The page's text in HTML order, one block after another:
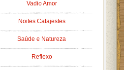
Vadio Amor
Noites Cafajestes
Saúde e Natureza
Reflexo